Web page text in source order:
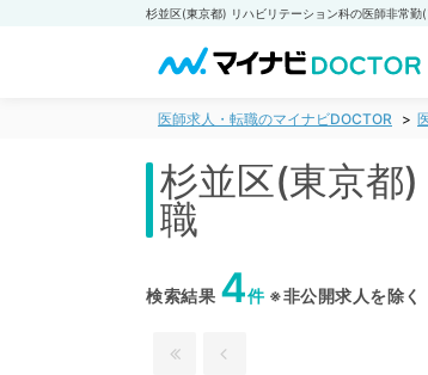
医師求人・転職のマイナビDOCTOR
杉並区(東京都
職
検索結果 4件※非公開求人を除く